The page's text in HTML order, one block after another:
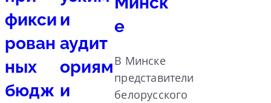
фикси
рован
ных
бюдж
и
аудит
ориям
и
е
В Минске
представители
белорусского